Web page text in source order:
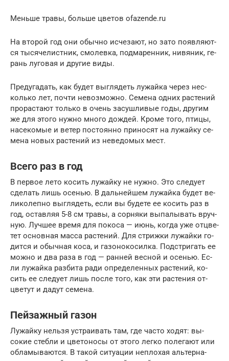
Мень­ше тра­вы, боль­ше цве­тов ofazende.ru
На вто­рой год они обыч­но ис­че­за­ют, но за­то по­яв­ля­ют­
ся ты­сяче­лис­тник, смо­лев­ка, под­ма­рен­ник, ни­вяник, ге­
рань лу­говая и дру­гие ви­ды.
Пре­дуга­дать, как бу­дет выг­ля­деть лу­жай­ка че­рез нес­
коль­ко лет, поч­ти не­воз­можно. Се­мена од­них рас­те­ний
про­рас­та­ют толь­ко в очень за­суш­ли­вые го­ды, дру­гим
же для это­го нуж­но мно­го дож­дей. Кро­ме то­го, пти­цы,
на­секо­мые и ве­тер пос­то­ян­но при­носят на лу­жай­ку се­
мена но­вых рас­те­ний из не­ведо­мых мест.
Все­го раз в год
В пер­вое ле­то ко­сить лу­жай­ку не нуж­но. Это сле­ду­ет
сде­лать лишь осенью. В даль­ней­шем лу­жай­ка бу­дет ве­
лико­леп­но выг­ля­деть, ес­ли вы бу­дете ее ко­сить раз в
год, ос­тавляя 5-8 см тра­вы, а сор­ня­ки вы­палы­вать вруч­
ную. Луч­шее вре­мя для по­коса — и­юнь, ког­да уже от­цве­
тет ос­новная мас­са рас­те­ний. Для стриж­ки лу­жай­ки го­
дит­ся и обыч­ная ко­са, и га­зоно­косил­ка. Подс­три­гать ее
мож­но и два ра­за в год — ран­ней вес­ной и осенью. Ес­
ли лу­жай­ка раз­би­та ра­ди оп­ре­делен­ных рас­те­ний, ко­
сить ее сле­ду­ет лишь пос­ле то­го, как эти рас­те­ния от­
цве­тут и да­дут се­мена.
Пей­заж­ный га­зон
Лу­жай­ку нель­зя ус­тра­ивать там, где час­то хо­дят: вы­
сокие стеб­ли и цве­тоно­сы от это­го лег­ко по­лега­ют или
об­ла­мыва­ют­ся. В та­кой си­ту­ации неп­ло­хая аль­тер­на­